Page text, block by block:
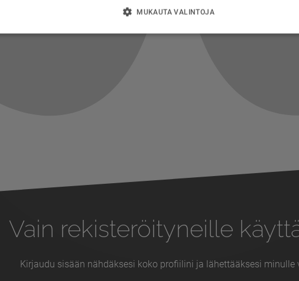
Vain rekisteröityneille
Kirjaudu sisään nähdäksesi koko profiilini ja lähettääksesi minulle
MUKAUTA VALINTOJA